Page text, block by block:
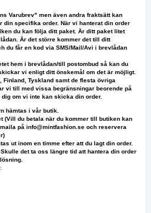
Varubrev" men även andra fraktsätt kan
din specifika order. När vi hanterat din order
du kan följa ditt paket. Är ditt paket litet
Är det större kommer det till ditt
du får en kod via SMS/Mail/Avi i brevlådan
hem i brevlådan/till postombud så kan du
vi enligt ditt önskemål om det är möjligt.
Tyskland samt de flesta övriga
vi till med vissa begränsningar beorende på
om vi inte kan skicka din order.
hämtas i vår butik.
(Vill du betala när du kommer till butiken kan
på info@mintfashion.se och reservera
ut inom en timme efter att du lagt din order.
det ta oss längre tid att hantera din order